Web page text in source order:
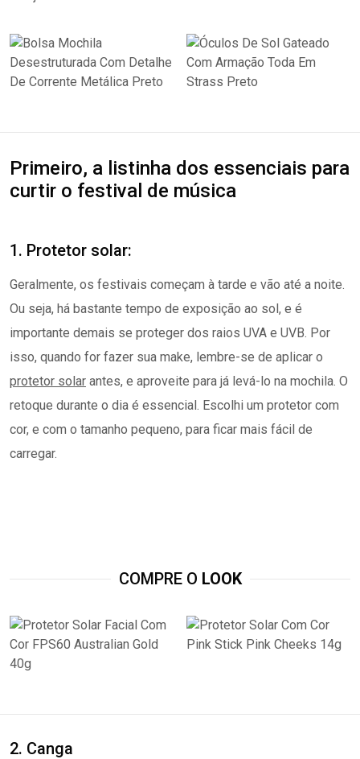
Primeiro, a listinha dos essenciais para
curtir o festival de música
1. Protetor solar:
Geralmente, os festivais começam à tarde e vão até a noite.
Ou seja, há bastante tempo de exposição ao sol, e é
importante demais se proteger dos raios UVA e UVB. Por
isso, quando for fazer sua make, lembre-se de aplicar o
protetor solar antes, e aproveite para já levá-lo na mochila. O
retoque durante o dia é essencial. Escolhi um protetor com
cor, e com o tamanho pequeno, para ficar mais fácil de
carregar.
COMPRE O LOOK
2. Canga